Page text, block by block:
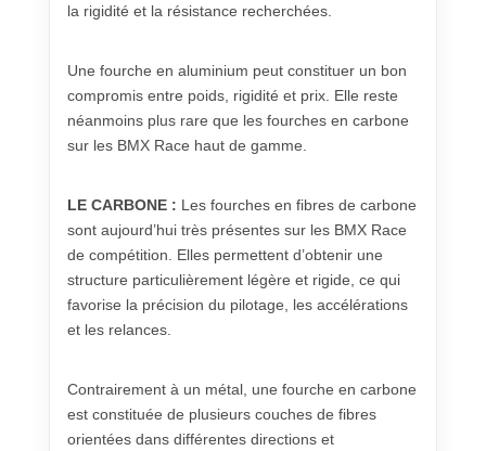
la rigidité et la résistance recherchées.
Une fourche en aluminium peut constituer un bon
compromis entre poids, rigidité et prix. Elle reste
néanmoins plus rare que les fourches en carbone
sur les BMX Race haut de gamme.
LE CARBONE : Les fourches en fibres de carbone
sont aujourd’hui très présentes sur les BMX Race
de compétition. Elles permettent d’obtenir une
structure particulièrement légère et rigide, ce qui
favorise la précision du pilotage, les accélérations
et les relances.
Contrairement à un métal, une fourche en carbone
est constituée de plusieurs couches de fibres
orientées dans différentes directions et